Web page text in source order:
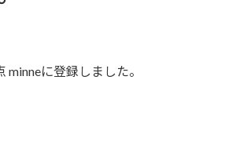
に登録しました。